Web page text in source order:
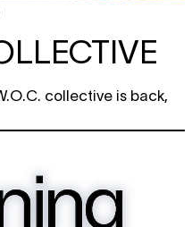
collective is back,